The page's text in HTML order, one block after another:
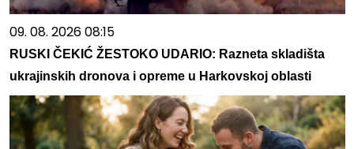
09. 08. 2026 08:15
RUSKI ČEKIĆ ŽESTOKO UDARIO: Razneta skladišta
ukrajinskih dronova i opreme u Harkovskoj oblasti